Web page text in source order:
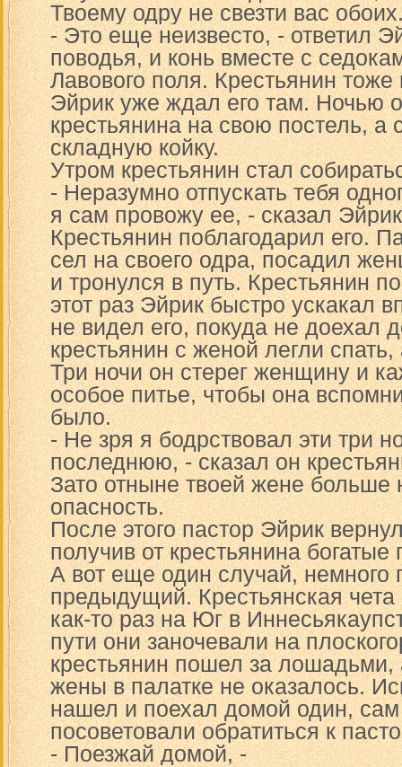
Твоему одру не свезти вас
- Это еще неизвесто, - ответил
поводья, и конь вместе с
Лавового поля. Крестьянин
Эйрик уже ждал его там. Ночью
крестьянина на свою постель, а
складную койку.
Утром крестьянин стал
- Неразумно отпускать тебя
я сам провожу ее, - сказал
Крестьянин поблагодарил его.
сел на своего одра, посадил
и тронулся в путь. Крестьянин
этот раз Эйрик быстро ускакал
не видел его, покуда не доехал
крестьянин с женой легли
Три ночи он стерег женщину и
особое питье, чтобы она
было.
- Не зря я бодрствовал эти три
последнюю, - сказал он
Зато отныне твоей жене больше
опасность.
После этого пастор Эйрик
получив от крестьянина богатые
А вот еще один случай, немного
предыдущий. Крестьянская
как-то раз на Юг в
пути они заночевали на
крестьянин пошел за лошадьми,
жены в палатке не оказалось.
нашел и поехал домой один, сам
посоветовали обратиться к
- Поезжай домой, -